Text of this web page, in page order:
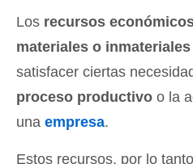
Los recursos
materiales o inmateriales
satisfacer ciertas
proceso productivo o la
una empresa.
Estos recursos, por lo